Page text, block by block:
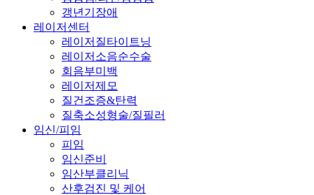
갱년기장애
레이저센터
레이저질타이트닝
레이저소음순수술
회음부미백
레이저제모
질건조증&탄력
질축소성형술/질필러
임신/피임
피임
임신준비
임산부클리닉
산후검진 및 케어